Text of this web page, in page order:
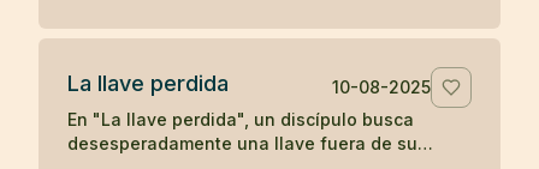
tiempo, enseñando sobre la impermanencia y
La llave perdida
10-08-2025
En "La llave perdida", un discípulo busca
desesperadamente una llave fuera de su